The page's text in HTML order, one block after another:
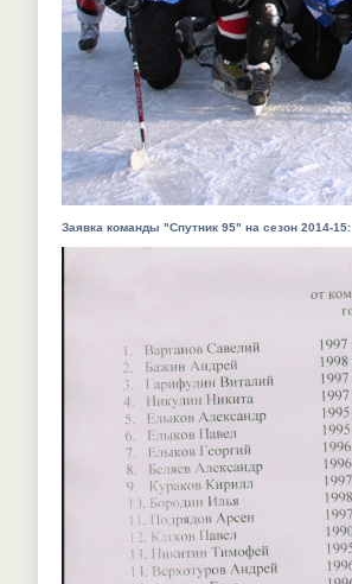
Заявка команды "Спутник 95" на сезон 2014-15: